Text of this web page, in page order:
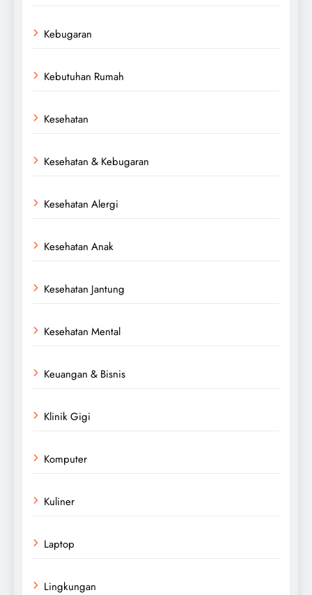
Kebugaran
Kebutuhan Rumah
Kesehatan
Kesehatan & Kebugaran
Kesehatan Alergi
Kesehatan Anak
Kesehatan Jantung
Kesehatan Mental
Keuangan & Bisnis
Klinik Gigi
Komputer
Kuliner
Laptop
Lingkungan